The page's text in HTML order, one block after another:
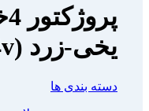
یخی-زرد (12v-24v)
دسته بندی ها